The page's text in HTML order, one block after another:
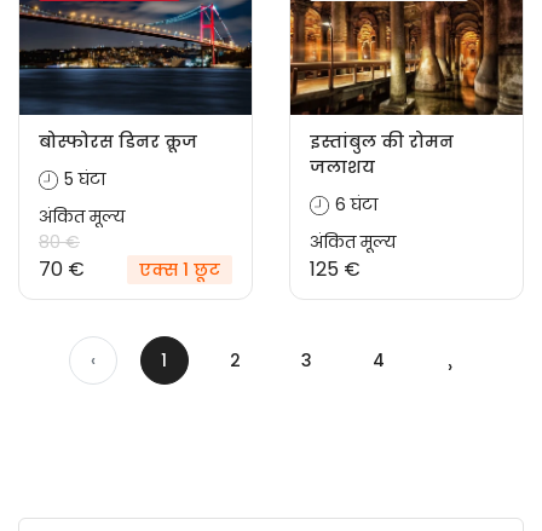
बोस्फोरस डिनर क्रूज
5 घंटा
अंकित मूल्य
80 €
70 € एक्स 1 छूट
इस्तांबुल की रोमन
जलाशय
6 घंटा
अंकित मूल्य
125 €
‹ 1 2 3 4 ›